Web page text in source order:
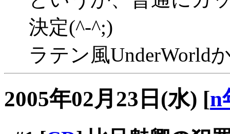
決定(^-^;)
ラテン風UnderWorld
2005年02月23日(水) [n